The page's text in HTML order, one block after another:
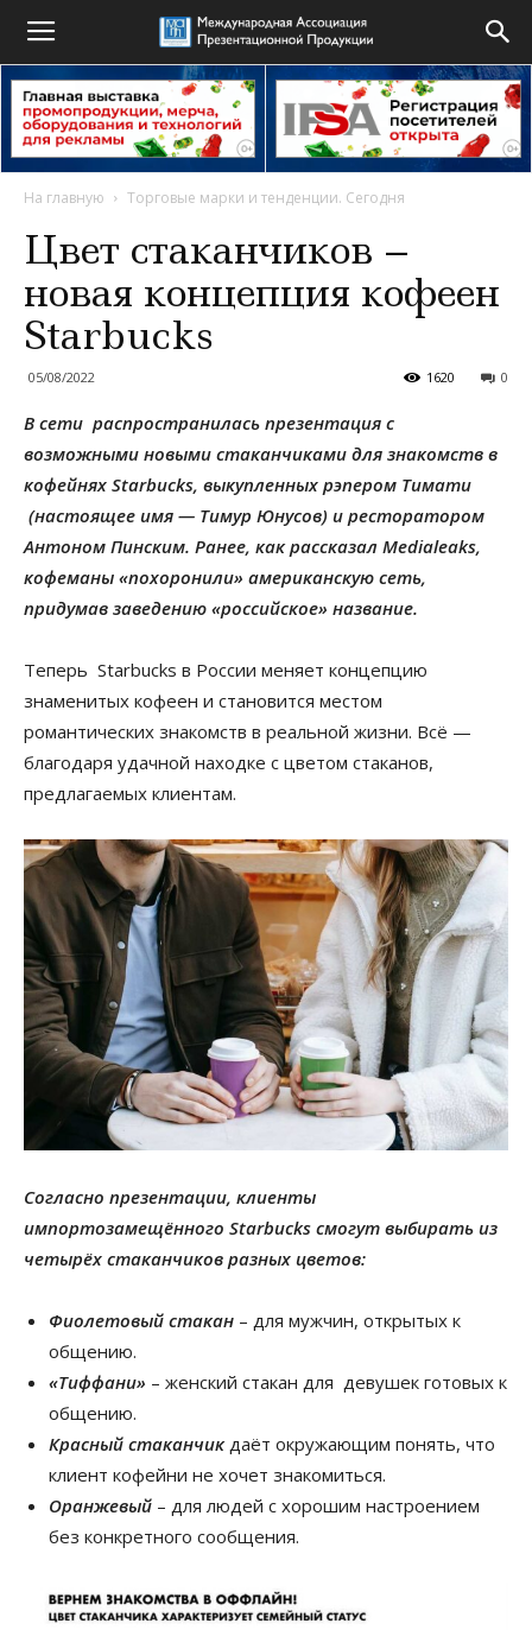
На главную Торговые марки и тенденции. Сегодня
Цвет стаканчиков –
новая концепция кофеен
Starbucks
05/08/2022 0
1620
В сети распространилась презентация с
возможными новыми стаканчиками для знакомств в
кофейнях Starbucks, выкупленных рэпером Тимати
(настоящее имя — Тимур Юнусов) и ресторатором
Антоном Пинским. Ранее, как рассказал Medialeaks,
кофеманы «похоронили» американскую сеть,
придумав заведению «российское» название.
Теперь Starbucks в России меняет концепцию
знаменитых кофеен и становится местом
романтических знакомств в реальной жизни. Всё —
благодаря удачной находке с цветом стаканов,
предлагаемых клиентам.
Согласно презентации, клиенты
импортозамещённого Starbucks смогут выбирать из
четырёх стаканчиков разных цветов:
Фиолетовый стакан – для мужчин, открытых к
общению.
«Тиффани» – женский стакан для девушек готовых к
общению.
Красный стаканчикдаёт окружающим понять, что
клиент кофейни не хочет знакомиться.
Оранжевый – для людей с хорошим настроением
без конкретного сообщения.